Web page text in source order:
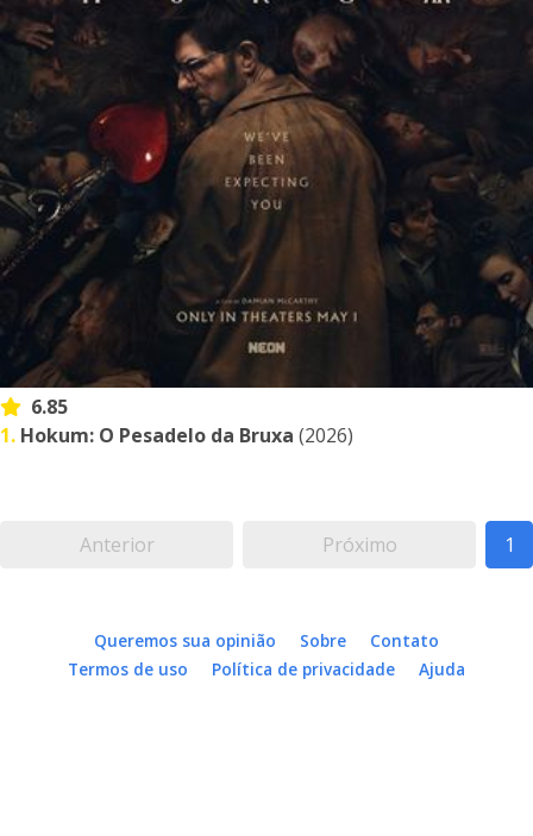
6.85
1. Hokum: O Pesadelo da Bruxa (2026)
Anterior Próximo 1
Queremos sua opinião Sobre
Contato
Termos de uso
Política de privacidade Ajuda